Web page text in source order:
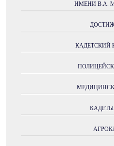
ИМЕНИ В.А.
КАДЕТСКИЙ